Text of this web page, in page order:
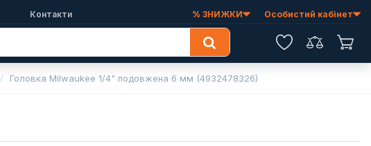
Контакти % ЗНИЖКИ Особистий кабінет
ОбранеПорівняння
Головка Milwaukee 1/4" подовжена 6 мм (4932478326)